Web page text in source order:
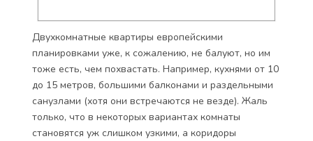
Двухкомнатные квартиры европейскими
планировками уже, к сожалению, не балуют, но им
тоже есть, чем похвастать. Например, кухнями от 10
до 15 метров, большими балконами и раздельными
санузлами (хотя они встречаются не везде). Жаль
только, что в некоторых вариантах комнаты
становятся уж слишком узкими, а коридоры